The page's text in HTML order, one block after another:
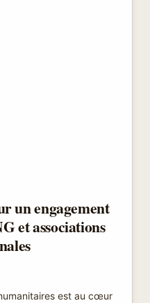
un engagement
et associations
est au cœur